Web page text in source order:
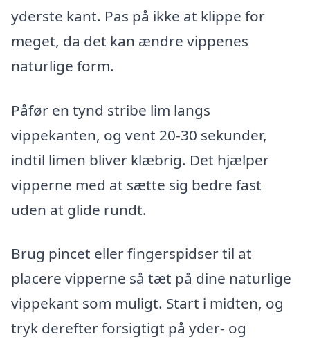
yderste kant. Pas på ikke at klippe for
meget, da det kan ændre vippenes
naturlige form.
Påfør en tynd stribe lim langs
vippekanten, og vent 20-30 sekunder,
indtil limen bliver klæbrig. Det hjælper
vipperne med at sætte sig bedre fast
uden at glide rundt.
Brug pincet eller fingerspidser til at
placere vipperne så tæt på dine naturlige
vippekant som muligt. Start i midten, og
tryk derefter forsigtigt på yder- og